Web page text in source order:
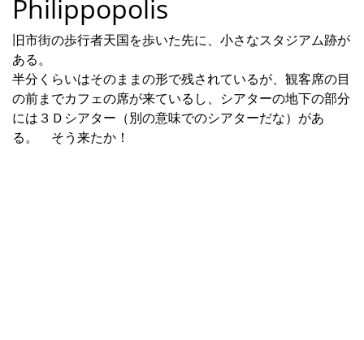
Philippopolis
旧市街の歩行者天国を歩いた先に、小さなスタジアム跡が
ある。
半分くらいはそのままの形で残されているが、観客席の目
の前までカフェの席が来ているし、シアターの地下の部分
には３Ｄシアター（別の意味でのシアターだな）があ
る。 そう来たか！